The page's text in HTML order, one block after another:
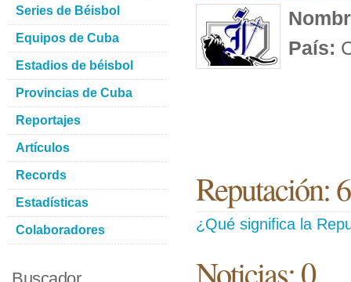
País:
Reputación:
¿Qué significa la
Noticias: 0
Series de Béisbol
Equipos de Cuba
Estadios de béisbol
Provincias de Cuba
Reportajes
Artículos
Records
Estadísticas
Colaboradores